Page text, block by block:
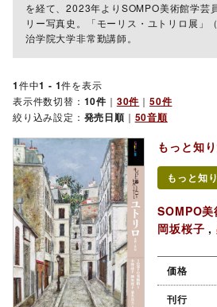
を経て、2023年よりSOMPO美術館学芸
リー写真史。「モーリス・ユトリロ展」
治学院大学非常勤講師。
1件中1 - 1件を表示
表示件数切替： 10件 ｜ 30件 ｜50件
絞り込み設定： 発売日順 ｜ 50音順
もっと知
もっと知
SOMPO美
岡坂桜子 ,
価格
刊行